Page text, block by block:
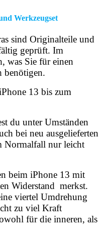
Werkzeugset
sind Originalteile und
geprüft. Im
was Sie für einen
benötigen.
13 bis zum
du unter Umständen
bei neu ausgelieferten
Normalfall nur leicht
beim iPhone 13 mit
Widerstand merkst.
viertel Umdrehung
zu viel Kraft
für die inneren, als